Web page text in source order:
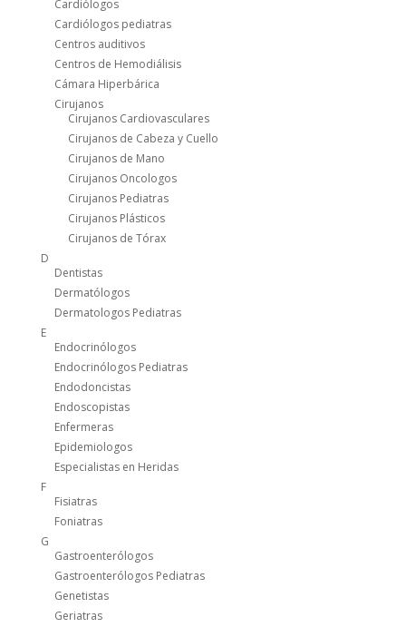
Cardiólogos
Cardiólogos pediatras
Centros auditivos
Centros de Hemodiálisis
Cámara Hiperbárica
Cirujanos
Cirujanos Cardiovasculares
Cirujanos de Cabeza y Cuello
Cirujanos de Mano
Cirujanos Oncologos
Cirujanos Pediatras
Cirujanos Plásticos
Cirujanos de Tórax
D
Dentistas
Dermatólogos
Dermatologos Pediatras
E
Endocrinólogos
Endocrinólogos Pediatras
Endodoncistas
Endoscopistas
Enfermeras
Epidemiologos
Especialistas en Heridas
F
Fisiatras
Foniatras
G
Gastroenterólogos
Gastroenterólogos Pediatras
Genetistas
Geriatras